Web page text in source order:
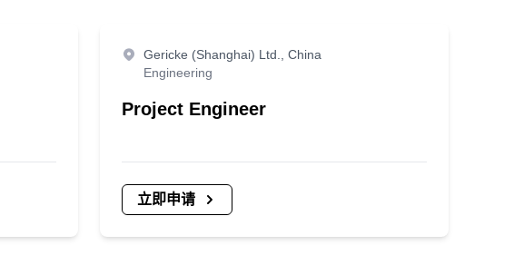
Gericke (Shanghai) Ltd., China
Engineering
Project Engineer
立即申请